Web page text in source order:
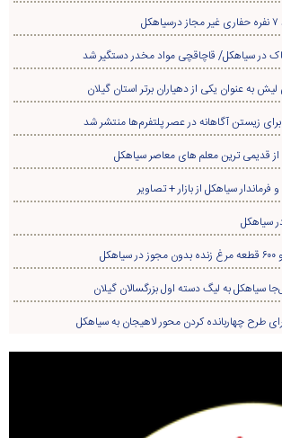
به عنوان یکی از دهیاران برتر استان گیلان
زیستن آگاهانه در عصر پلتفرم‌ها منتشر شد
قدیمی ترین معلم های معاصر سیاهکل
فرماندار سیاهکل از بازار + تصاویر
سياهکل
سیاهکل به لیگ دسته اول بزرگسالان گیلان
طرح چهاربانده کردن محور لاهیجان به سیاهکل